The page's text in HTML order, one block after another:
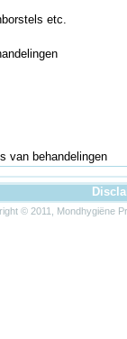
etc.
van behandelingen
© 2011, Mondhygiëne